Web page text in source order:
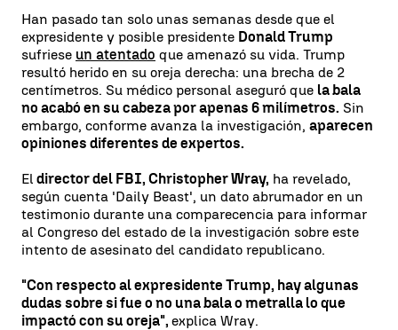
Han pasado tan solo unas semanas desde que el
expresidente y posible presidente Donald Trump
sufriese un atentado que amenazó su vida. Trump
resultó herido en su oreja derecha: una brecha de 2
centímetros. Su médico personal aseguró que la bala
no acabó en su cabeza por apenas 6 milímetros. Sin
embargo, conforme avanza la investigación, aparecen
opiniones diferentes de expertos.
El director del FBI, Christopher Wray, ha revelado,
según cuenta 'Daily Beast', un dato abrumador en un
testimonio durante una comparecencia para informar
al Congreso del estado de la investigación sobre este
intento de asesinato del candidato republicano.
"Con respecto al expresidente Trump, hay algunas
dudas sobre si fue o no una bala o metralla lo que
impactó con su oreja", explica Wray.